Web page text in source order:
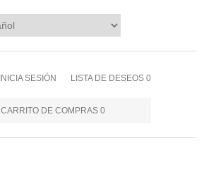
INICIA SESIÓN LISTA DE DESEOS 0
CARRITO DE COMPRAS 0